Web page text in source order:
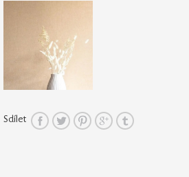
Sdílet